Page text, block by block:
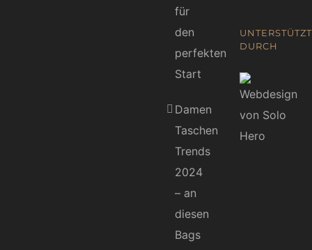
für
den
perfekten
Start
Damen
Taschen
Trends
2024
– an
diesen
Bags
UNTERSTÜTZT
DURCH